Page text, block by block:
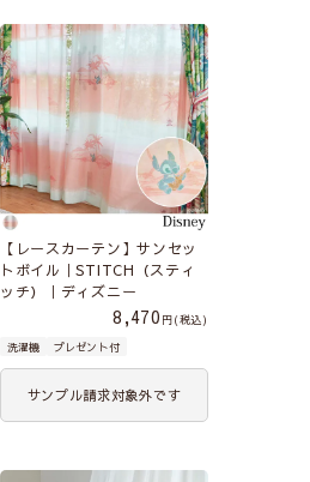
【レースカーテン】サンセッ
トボイル｜STITCH（スティ
ッチ）｜ディズニー
8,470
税込
洗濯機
プレゼント付
サンプル請求対象外です